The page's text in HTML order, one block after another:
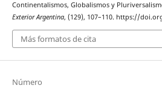
Continentalismos, Globalismos y
Exterior Argentina, (129), 107–110. https://
Más formatos de cita
Número